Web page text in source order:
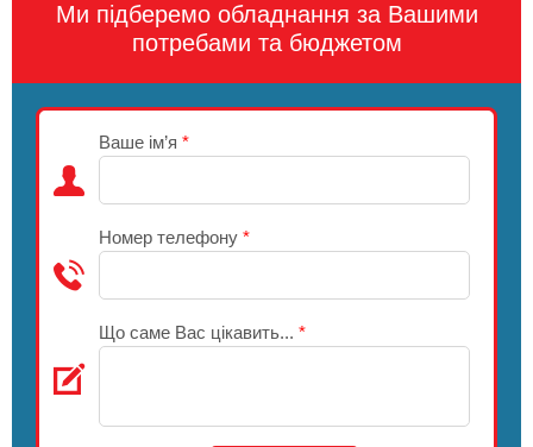
Ми підберемо обладнання за Вашими
потребами та бюджетом
Ваше ім’я *
Номер телефону *
Що саме Вас цікавить... *